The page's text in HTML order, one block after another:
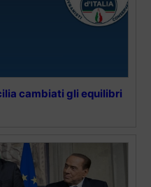
cambiati gli equilibri